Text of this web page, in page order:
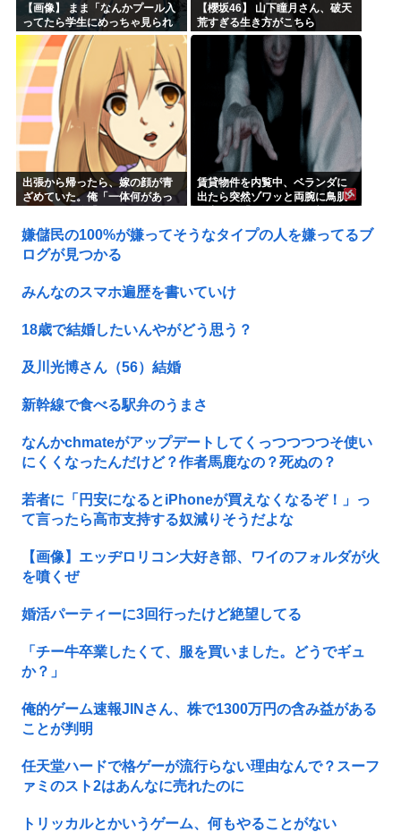
【画像】 まま「なんかプール入
ってたら学生にめっちゃ見られ
たw」
【櫻坂46】 山下瞳月さん、破天
荒すぎる生き方がこちら
出張から帰ったら、嫁の顔が青
ざめていた。俺「一体何があっ
に話を聞くと…
賃貸物件を内覧中、ベランダに
出たら突然ゾワッと両腕に鳥肌
だ」と思った瞬間、体が前にド
ンッと突き飛ばされて…
嫌儲民の100%が嫌ってそうなタイプの人を嫌ってるブ
ログが見つかる
みんなのスマホ遍歴を書いていけ
18歳で結婚したいんやがどう思う？
及川光博さん（56）結婚
新幹線で食べる駅弁のうまさ
なんかchmateがアップデートしてくっつつつつそ使い
にくくなったんだけど？作者馬鹿なの？死ぬの？
若者に「円安になるとiPhoneが買えなくなるぞ！」っ
て言ったら高市支持する奴減りそうだよな
【画像】エッヂロリコン大好き部、ワイのフォルダが火
を噴くぜ
婚活パーティーに3回行ったけど絶望してる
「チー牛卒業したくて、服を買いました。どうでギュ
か？」
俺的ゲーム速報JINさん、株で1300万円の含み益がある
ことが判明
任天堂ハードで格ゲーが流行らない理由なんで？スーフ
ァミのスト2はあんなに売れたのに
トリッカルとかいうゲーム、何もやることがない